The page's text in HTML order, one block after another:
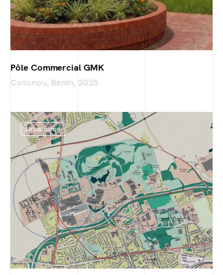
Pôle Commercial GMK
Cotonou, Bénin, 2025
Urbanisme